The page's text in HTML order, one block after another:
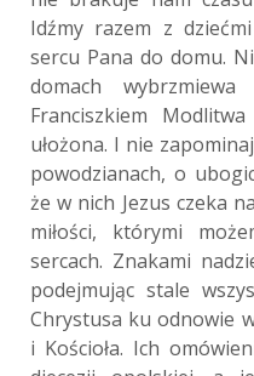
Idźmy razem z
sercu Pana do domu.
domach
Franciszkiem
ułożona. I nie
powodzianach, o
że w nich Jezus czeka
miłości, którymi
sercach. Znakami
podejmując stale
Chrystusa ku odnowie
i Kościoła. Ich